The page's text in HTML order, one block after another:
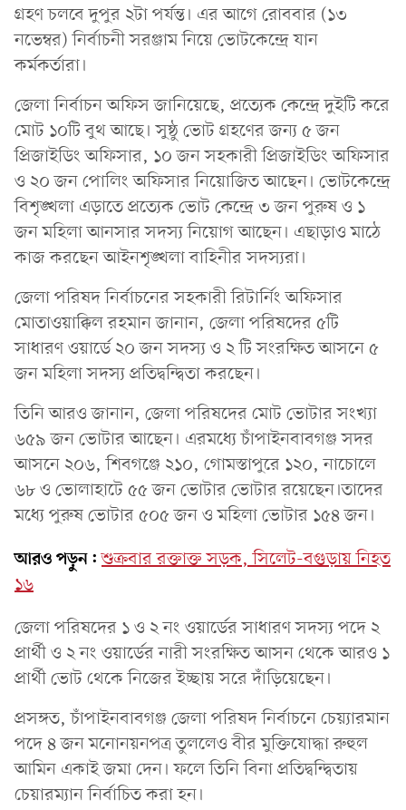
গ্রহণ চলবে দুপুর ২টা পর্যন্ত। এর আগে রোববার (১৩
নভেম্বর) নির্বাচনী সরঞ্জাম নিয়ে ভোটকেন্দ্রে যান
কর্মকর্তারা।
জেলা নির্বাচন অফিস জানিয়েছে, প্রত্যেক কেন্দ্রে দুইটি করে
মোট ১০টি বুথ আছে। সুষ্ঠু ভোট গ্রহণের জন্য ৫ জন
প্রিজাইডিং অফিসার, ১০ জন সহকারী প্রিজাইডিং অফিসার
ও ২০ জন পোলিং অফিসার নিয়োজিত আছেন। ভোটকেন্দ্রে
বিশৃঙ্খলা এড়াতে প্রত্যেক ভোট কেন্দ্রে ৩ জন পুরুষ ও ১
জন মহিলা আনসার সদস্য নিয়োগ আছেন। এছাড়াও মাঠে
কাজ করছেন আইনশৃঙ্খলা বাহিনীর সদস্যরা।
জেলা পরিষদ নির্বাচনের সহকারী রিটার্নিং অফিসার
মোতাওয়াক্কিল রহমান জানান, জেলা পরিষদের ৫টি
সাধারণ ওয়ার্ডে ২০ জন সদস্য ও ২ টি সংরক্ষিত আসনে ৫
জন মহিলা সদস্য প্রতিদ্বন্দ্বিতা করছেন।
তিনি আরও জানান, জেলা পরিষদের মোট ভোটার সংখ্যা
৬৫৯ জন ভোটার আছেন। এরমধ্যে চাঁপাইনবাবগঞ্জ সদর
আসনে ২০৬, শিবগঞ্জে ২১০, গোমস্তাপুরে ১২০, নাচোলে
৬৮ ও ভোলাহাটে ৫৫ জন ভোটার ভোটার রয়েছেন।তাদের
মধ্যে পুরুষ ভোটার ৫০৫ জন ও মহিলা ভোটার ১৫৪ জন।
আরও পড়ুন: শুক্রবার রক্তাক্ত সড়ক, সিলেট-বগুড়ায় নিহত
১৬
জেলা পরিষদের ১ ও ২ নং ওয়ার্ডের সাধারণ সদস্য পদে ২
প্রার্থী ও ২ নং ওয়ার্ডের নারী সংরক্ষিত আসন থেকে আরও ১
প্রার্থী ভোট থেকে নিজের ইচ্ছায় সরে দাঁড়িয়েছেন।
প্রসঙ্গত, চাঁপাইনবাবগঞ্জ জেলা পরিষদ নির্বাচনে চেয়্যারমান
পদে ৪ জন মনোনয়নপত্র তুললেও বীর মুক্তিযোদ্ধা রুহুল
আমিন একাই জমা দেন। ফলে তিনি বিনা প্রতিদ্বন্দ্বিতায়
চেয়ারম্যান নির্বাচিত করা হন।